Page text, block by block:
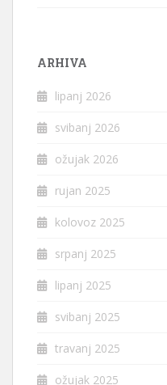
ARHIVA
lipanj 2026
svibanj 2026
ožujak 2026
rujan 2025
kolovoz 2025
srpanj 2025
lipanj 2025
svibanj 2025
travanj 2025
ožujak 2025